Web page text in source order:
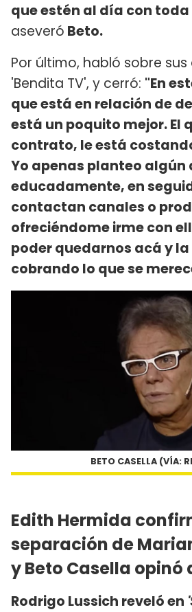
que estén al día con
aseveró Beto.
Por último, habló sobre
'Bendita TV', y cerró: "En
que está en relación de
está un poquito mejor. El
contrato, le está
Yo apenas planteo
educadamente, en
contactan canales o
ofreciéndome irme con
poder quedarnos acá y
cobrando lo que se
BETO CASELLA (VÍA:
Edith Hermida
separación de
y Beto Casella opinó
Rodrigo Lussich reveló en